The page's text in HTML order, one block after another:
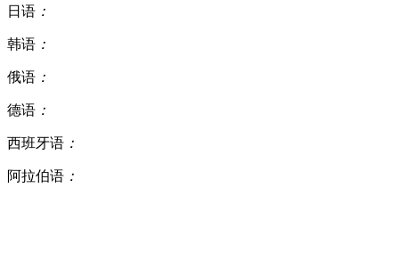
日语 ：
韩语 ：
俄语 ：
德语 ：
西班牙语 ：
阿拉伯语 ：